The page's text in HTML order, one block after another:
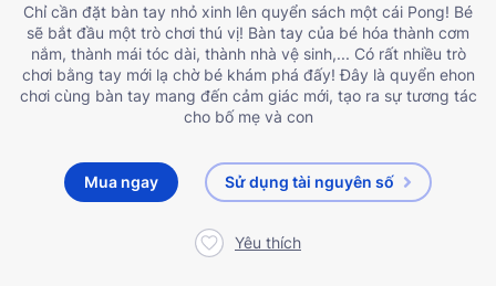
Chỉ cần đặt bàn tay nhỏ xinh lên quyển sách một cái Pong! Bé
sẽ bắt đầu một trò chơi thú vị! Bàn tay của bé hóa thành cơm
nắm, thành mái tóc dài, thành nhà vệ sinh,... Có rất nhiều trò
chơi bằng tay mới lạ chờ bé khám phá đấy! Đây là quyển ehon
chơi cùng bàn tay mang đến cảm giác mới, tạo ra sự tương tác
cho bố mẹ và con
Mua ngay Sử dụng tài nguyên số
Yêu thích